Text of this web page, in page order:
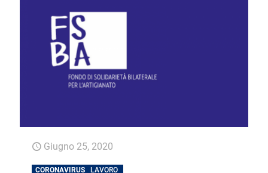
Giugno 25, 2020
CORONAVIRUS LAVORO